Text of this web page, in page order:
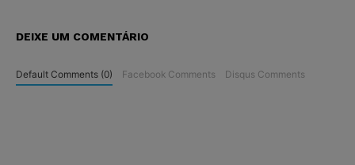
DEIXE UM COMENTÁRIO
Default Comments (0) Facebook Comments Disqus Comments